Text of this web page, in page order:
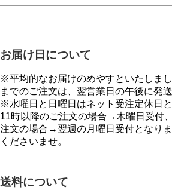
お届け日について
※平均的なお届けのめやすといたしま
までのご注文は、翌営業日の午後に発
※水曜日と日曜日はネット受注定休日
11時以降のご注文の場合→木曜日受付
注文の場合→翌週の月曜日受付となり
くださいませ。
送料について